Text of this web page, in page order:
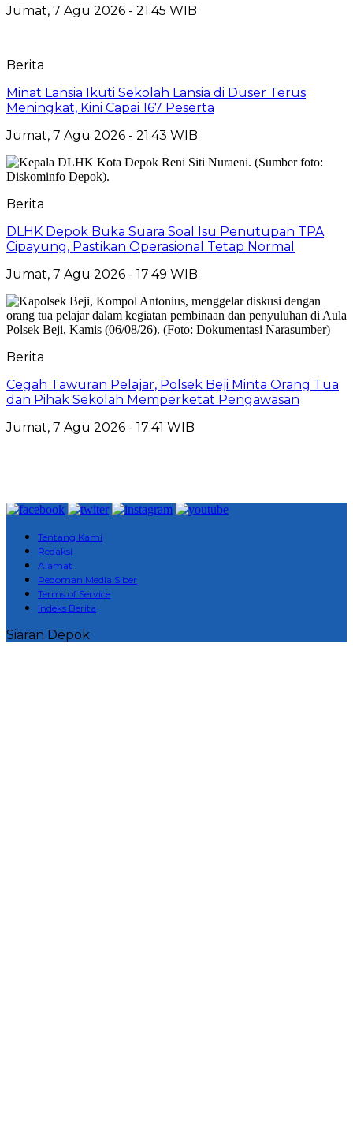
Jumat, 7 Agu 2026 - 21:45 WIB
Berita
Minat Lansia Ikuti Sekolah Lansia di Duser Terus
Meningkat, Kini Capai 167 Peserta
Jumat, 7 Agu 2026 - 21:43 WIB
Berita
DLHK Depok Buka Suara Soal Isu Penutupan TPA
Cipayung, Pastikan Operasional Tetap Normal
Jumat, 7 Agu 2026 - 17:49 WIB
Berita
Cegah Tawuran Pelajar, Polsek Beji Minta Orang Tua
dan Pihak Sekolah Memperketat Pengawasan
Jumat, 7 Agu 2026 - 17:41 WIB
Tentang Kami
Redaksi
Alamat
Pedoman Media Siber
Terms of Service
Indeks Berita
Siaran Depok